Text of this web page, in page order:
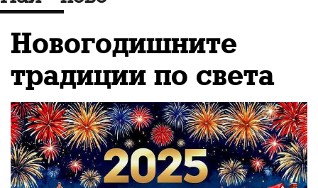
за евентуалните
сценарии за развитие
на страната след
войната
Новогодишните
традиции по света